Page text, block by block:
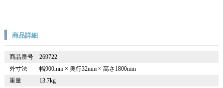
商品詳細
商品番号
269722
外寸法
幅900mm × 奥行32mm × 高さ1800mm
重量
13.7kg